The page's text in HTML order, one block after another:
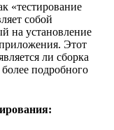
«тестирование
собой
на установление
Этот
ли сборка
подробного